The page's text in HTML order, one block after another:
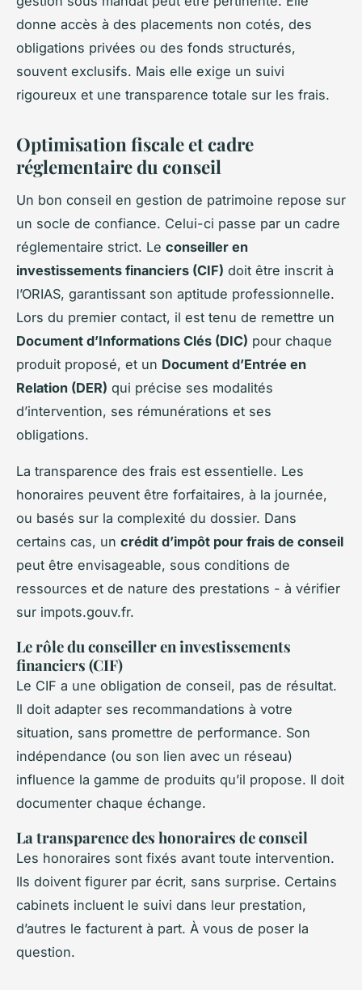
donne accès à des placements non cotés, des
obligations privées ou des fonds structurés,
souvent exclusifs. Mais elle exige un suivi
rigoureux et une transparence totale sur les frais.
Optimisation fiscale et cadre
réglementaire du conseil
Un bon conseil en gestion de patrimoine repose sur
un socle de confiance. Celui-ci passe par un cadre
réglementaire strict. Le conseiller en
investissements financiers (CIF) doit être inscrit à
l’ORIAS, garantissant son aptitude professionnelle.
Lors du premier contact, il est tenu de remettre un
Document d’Informations Clés (DIC) pour chaque
produit proposé, et un Document d’Entrée en
Relation (DER) qui précise ses modalités
d’intervention, ses rémunérations et ses
obligations.
La transparence des frais est essentielle. Les
honoraires peuvent être forfaitaires, à la journée,
ou basés sur la complexité du dossier. Dans
certains cas, un crédit d’impôt pour frais de conseil
peut être envisageable, sous conditions de
ressources et de nature des prestations - à vérifier
sur impots.gouv.fr.
Le rôle du conseiller en investissements
financiers (CIF)
Le CIF a une obligation de conseil, pas de résultat.
Il doit adapter ses recommandations à votre
situation, sans promettre de performance. Son
indépendance (ou son lien avec un réseau)
influence la gamme de produits qu’il propose. Il doit
documenter chaque échange.
La transparence des honoraires de conseil
Les honoraires sont fixés avant toute intervention.
Ils doivent figurer par écrit, sans surprise. Certains
cabinets incluent le suivi dans leur prestation,
d’autres le facturent à part. À vous de poser la
question.